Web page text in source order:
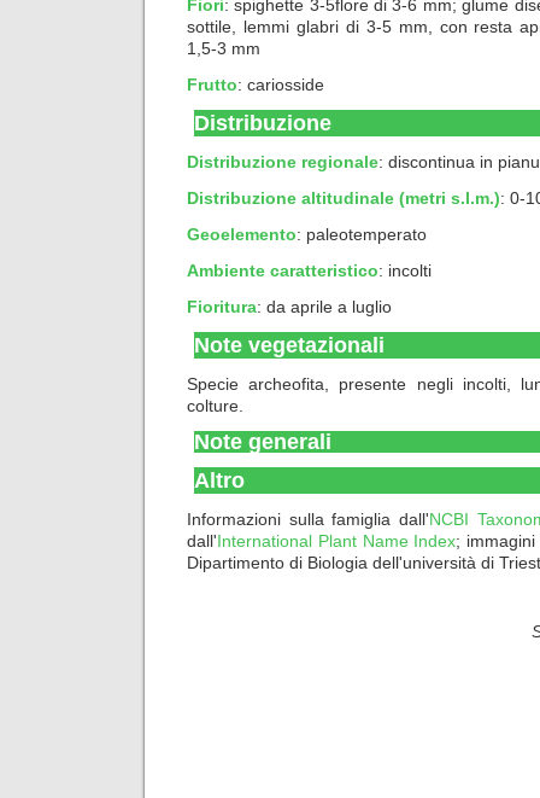
Fiori: spighette 3-5flore di 3-6 mm; glume
sottile, lemmi glabri di 3-5 mm, con resta
1,5-3 mm
Frutto: cariosside
Distribuzione
Distribuzione regionale: discontinua in
Distribuzione altitudinale (metri s.l.m.): 0-
Geoelemento: paleotemperato
Ambiente caratteristico: incolti
Fioritura: da aprile a luglio
Note vegetazionali
Specie archeofita, presente negli incolti,
colture.
Note generali
Altro
Informazioni sulla famiglia dall'NCBI
dall'International Plant Name Index;
Dipartimento di Biologia dell'università di